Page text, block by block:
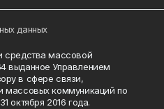
данных
средства массовой
выданное Управлением
в сфере связи,
массовых коммуникаций по
октября 2016 года.